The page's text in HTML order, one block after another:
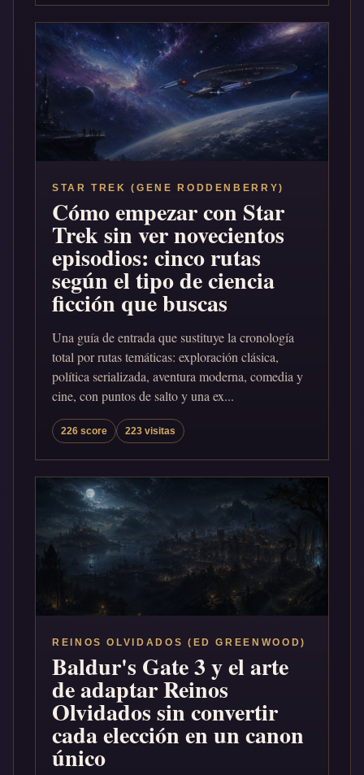
STAR TREK (GENE RODDENBERRY)
Cómo empezar con Star
Trek sin ver novecientos
episodios: cinco rutas
según el tipo de ciencia
ficción que buscas
Una guía de entrada que sustituye la cronología
total por rutas temáticas: exploración clásica,
política serializada, aventura moderna, comedia y
cine, con puntos de salto y una ex...
226 score 223 visitas
REINOS OLVIDADOS (ED GREENWOOD)
Baldur's Gate 3 y el arte
de adaptar Reinos
Olvidados sin convertir
cada elección en un canon
único